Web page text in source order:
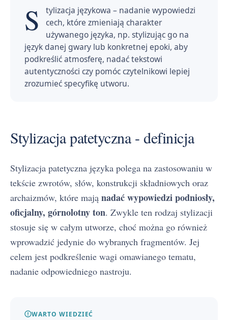
S
tylizacja językowa – nadanie wypowiedzi
cech, które zmieniają charakter
używanego języka, np. stylizując go na
język danej gwary lub konkretnej epoki, aby
podkreślić atmosferę, nadać tekstowi
autentyczności czy pomóc czytelnikowi lepiej
zrozumieć specyfikę utworu.
Stylizacja patetyczna - definicja
Stylizacja patetyczna języka polega na zastosowaniu w
tekście zwrotów, słów, konstrukcji składniowych oraz
archaizmów, które mają nadać wypowiedzi podniosły,
oficjalny, górnolotny ton. Zwykle ten rodzaj stylizacji
stosuje się w całym utworze, choć można go również
wprowadzić jedynie do wybranych fragmentów. Jej
celem jest podkreślenie wagi omawianego tematu,
nadanie odpowiedniego nastroju.
WARTO WIEDZIEĆ